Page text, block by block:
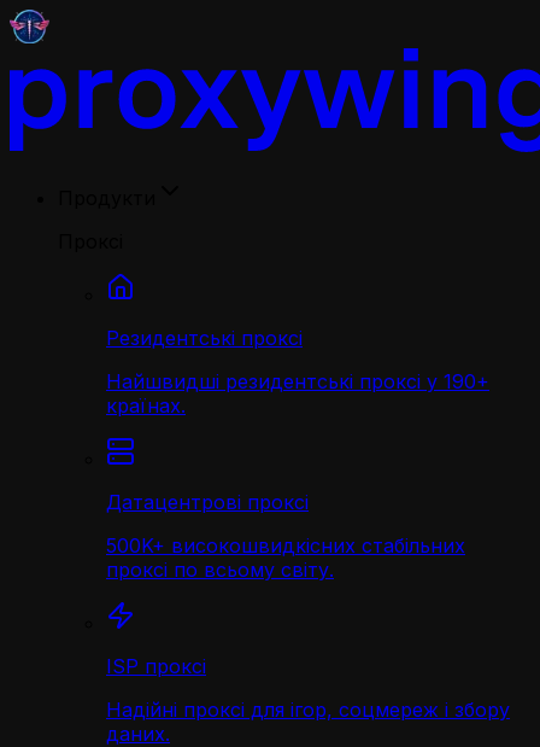
Резидентські проксі
Найшвидші резидентські проксі у 190+
країнах.
Датацентрові проксі
500K+ високошвидкісних стабільних
проксі по всьому світу.
ISP проксі
Надійні проксі для ігор, соцмереж і збору
даних.